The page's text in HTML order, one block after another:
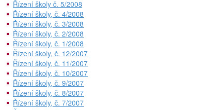
Řízení školy č. 5/2008
Řízení školy, č. 4/2008
Řízení školy, č. 3/2008
Řízení školy, č. 2/2008
Řízení školy, č. 1/2008
Řízení školy, č. 12/2007
Řízení školy, č. 11/2007
Řízení školy, č. 10/2007
Řízení školy, č. 9/2007
Řízení školy, č. 8/2007
Řízení školy, č. 7/2007